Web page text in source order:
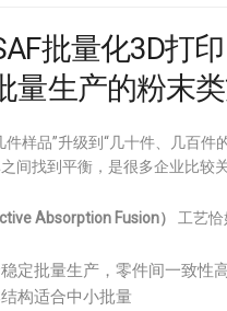
批量化3D打
量生产的粉末
件样品”升级到“几十件、几百件
间找到平衡，是很多企业比较
Absorption Fusion） 工艺恰
定批量生产，零件间一致性
构适合中小批量